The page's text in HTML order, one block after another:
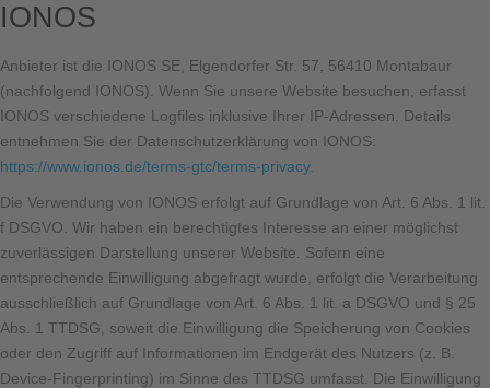
IONOS
Anbieter ist die IONOS SE, Elgendorfer Str. 57, 56410 Montabaur
(nachfolgend IONOS). Wenn Sie unsere Website besuchen, erfasst
IONOS verschiedene Logfiles inklusive Ihrer IP-Adressen. Details
entnehmen Sie der Datenschutzerklärung von IONOS:
https://www.ionos.de/terms-gtc/terms-privacy.
Die Verwendung von IONOS erfolgt auf Grundlage von Art. 6 Abs. 1 lit.
f DSGVO. Wir haben ein berechtigtes Interesse an einer möglichst
zuverlässigen Darstellung unserer Website. Sofern eine
entsprechende Einwilligung abgefragt wurde, erfolgt die Verarbeitung
ausschließlich auf Grundlage von Art. 6 Abs. 1 lit. a DSGVO und § 25
Abs. 1 TTDSG, soweit die Einwilligung die Speicherung von Cookies
oder den Zugriff auf Informationen im Endgerät des Nutzers (z. B.
Device-Fingerprinting) im Sinne des TTDSG umfasst. Die Einwilligung